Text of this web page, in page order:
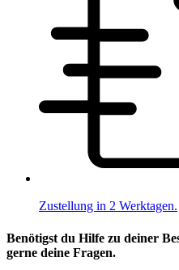
Zustellung in 2 Werktagen.
Benötigst du Hilfe zu deiner
gerne deine Fragen.